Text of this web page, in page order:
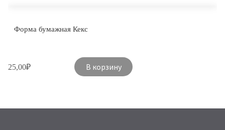
Форма бумажная Кекс
25,00₽ В корзину